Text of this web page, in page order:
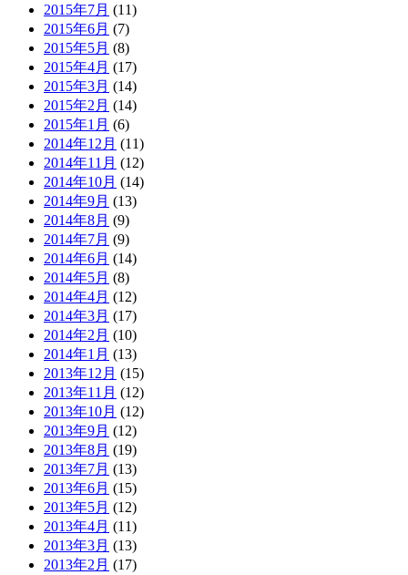
2015年7月 (11)
2015年6月 (7)
2015年5月 (8)
2015年4月 (17)
2015年3月 (14)
2015年2月 (14)
2015年1月 (6)
2014年12月 (11)
2014年11月 (12)
2014年10月 (14)
2014年9月 (13)
2014年8月 (9)
2014年7月 (9)
2014年6月 (14)
2014年5月 (8)
2014年4月 (12)
2014年3月 (17)
2014年2月 (10)
2014年1月 (13)
2013年12月 (15)
2013年11月 (12)
2013年10月 (12)
2013年9月 (12)
2013年8月 (19)
2013年7月 (13)
2013年6月 (15)
2013年5月 (12)
2013年4月 (11)
2013年3月 (13)
2013年2月 (17)